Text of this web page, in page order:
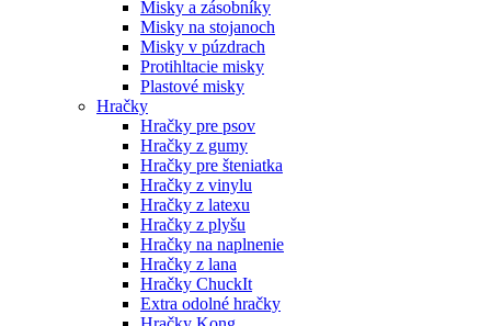
Misky a zásobníky
Misky na stojanoch
Misky v púzdrach
Protihltacie misky
Plastové misky
Hračky
Hračky pre psov
Hračky z gumy
Hračky pre šteniatka
Hračky z vinylu
Hračky z latexu
Hračky z plyšu
Hračky na naplnenie
Hračky z lana
Hračky ChuckIt
Extra odolné hračky